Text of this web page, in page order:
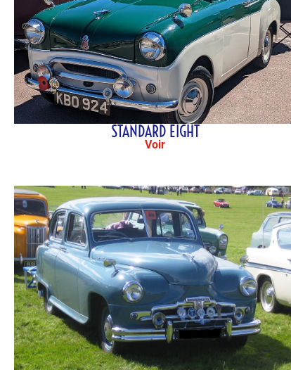
STANDARD EIGHT
Voir